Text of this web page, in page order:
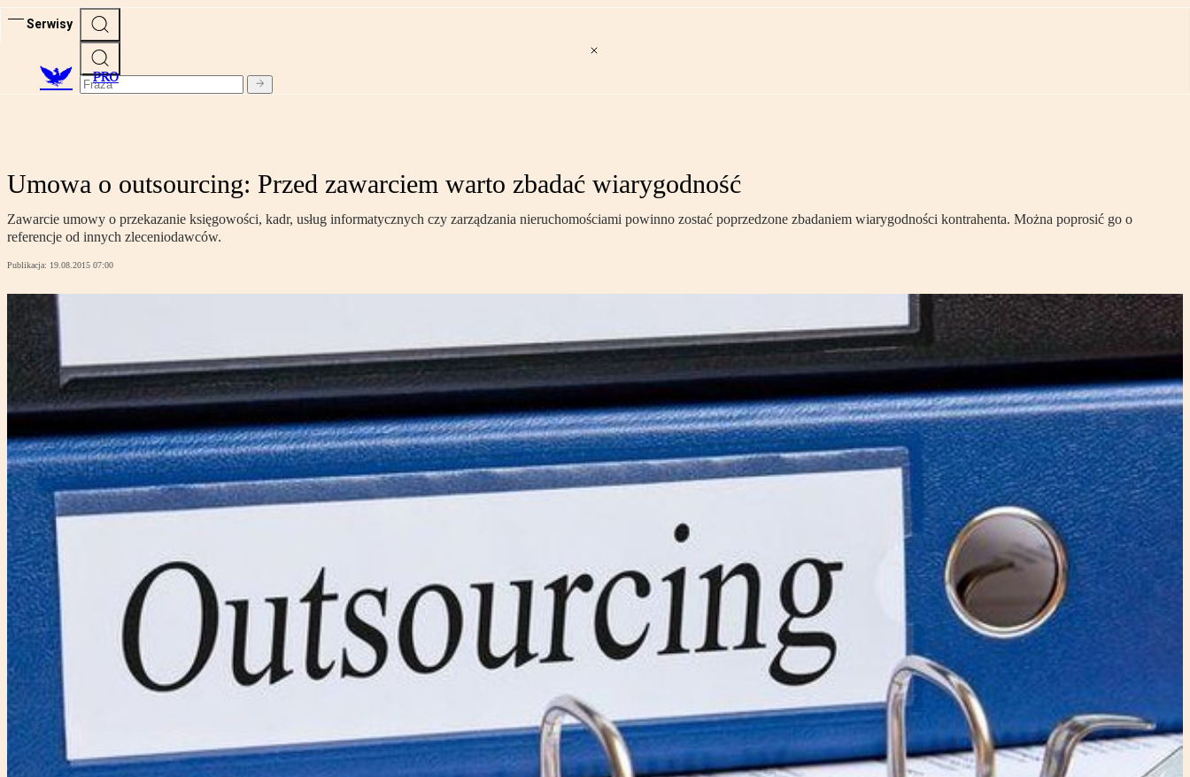
Serwisy
PRO
Umowa o outsourcing: Przed zawarciem warto zbadać wiarygodność
Zawarcie umowy o przekazanie księgowości, kadr, usług informatycznych czy zarządzania nieruchomościami powinno zostać poprzedzone zbadaniem wiarygodności kontrahenta. Można poprosić go o
referencje od innych zleceniodawców.
Publikacja: 19.08.2015 07:00